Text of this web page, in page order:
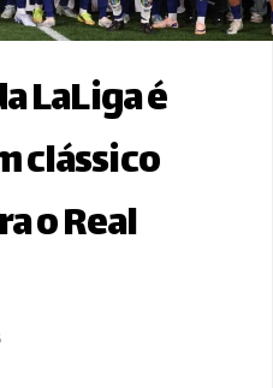
LaLiga é
clássico
o Real